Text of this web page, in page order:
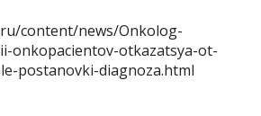
content/news/Onkolog-
onkopacientov-otkazatsya-ot-
postanovki-diagnoza.html